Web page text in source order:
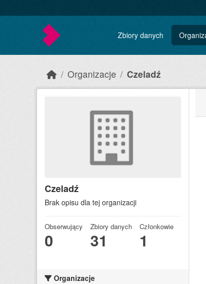
Zbiory danych
Organizacje Czeladź
Czeladź
Brak opisu dla tej organizacji
Obserwujący
0
Zbiory danych
31
Członkowie
1
Organizacje